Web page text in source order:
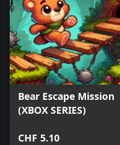
Bear Escape Mission
(XBOX SERIES)
CHF 5.10